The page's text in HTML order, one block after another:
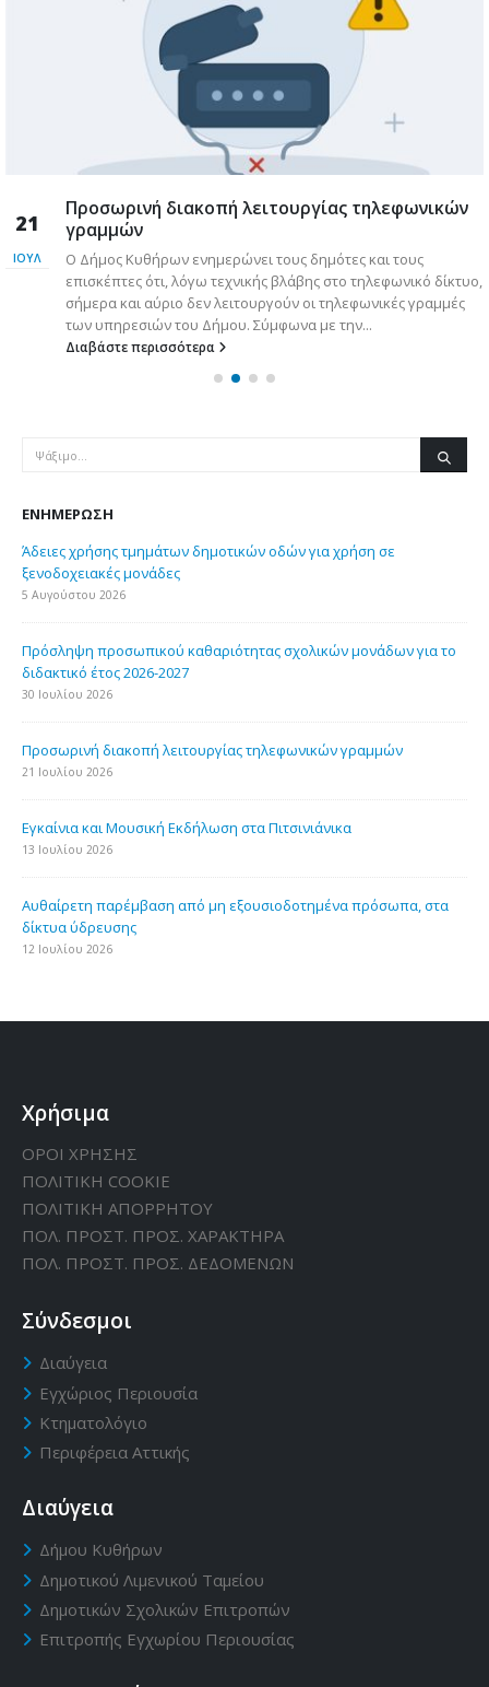
21
ΙΟΎΛ
Προσωρινή διακοπή λειτουργίας τηλεφωνικών
γραμμών
Ο Δήμος Κυθήρων ενημερώνει τους δημότες και τους
επισκέπτες ότι, λόγω τεχνικής βλάβης στο τηλεφωνικό δίκτυο,
σήμερα και αύριο δεν λειτουργούν οι τηλεφωνικές γραμμές
των υπηρεσιών του Δήμου. Σύμφωνα με την...
Διαβάστε περισσότερα
ΕΝΗΜΈΡΩΣΗ
Άδειες χρήσης τμημάτων δημοτικών οδών για χρήση σε
ξενοδοχειακές μονάδες
5 Αυγούστου 2026
Πρόσληψη προσωπικού καθαριότητας σχολικών μονάδων για το
διδακτικό έτος 2026-2027
30 Ιουλίου 2026
Προσωρινή διακοπή λειτουργίας τηλεφωνικών γραμμών
21 Ιουλίου 2026
Εγκαίνια και Μουσική Εκδήλωση στα Πιτσινιάνικα
13 Ιουλίου 2026
Aυθαίρετη παρέμβαση από μη εξουσιοδοτημένα πρόσωπα, στα
δίκτυα ύδρευσης
12 Ιουλίου 2026
Χρήσιμα
ΟΡΟΙ ΧΡΗΣΗΣ
ΠΟΛΙΤΙΚΗ CΟΟΚΙΕ
ΠΟΛΙΤΙΚΗ ΑΠΟΡΡΗΤΟΥ
ΠΟΛ. ΠΡΟΣΤ. ΠΡΟΣ. ΧΑΡΑΚΤΗΡΑ
ΠΟΛ. ΠΡΟΣΤ. ΠΡΟΣ. ΔΕΔΟΜΕΝΩΝ
Σύνδεσμοι
Διαύγεια
Εγχώριος Περιουσία
Κτηματολόγιο
Περιφέρεια Αττικής
Διαύγεια
Δήμου Κυθήρων
Δημοτικού Λιμενικού Ταμείου
Δημοτικών Σχολικών Επιτροπών
Επιτροπής Εγχωρίου Περιουσίας